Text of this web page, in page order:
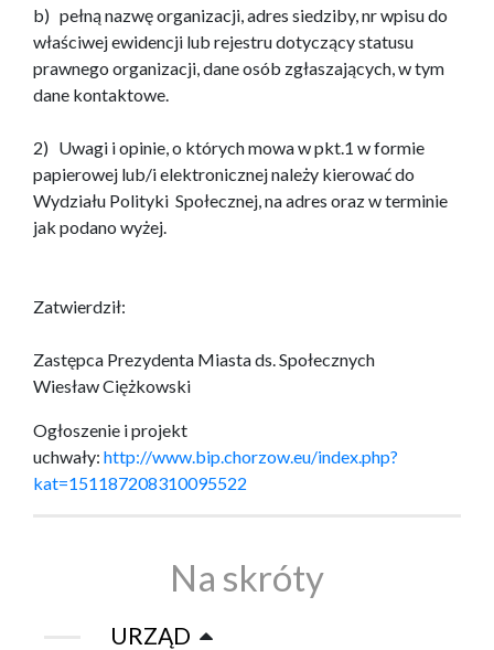
b) pełną nazwę organizacji, adres siedziby, nr wpisu do
właściwej ewidencji lub rejestru dotyczący statusu
prawnego organizacji, dane osób zgłaszających, w tym
dane kontaktowe.
2) Uwagi i opinie, o których mowa w pkt.1 w formie
papierowej lub/i elektronicznej należy kierować do
Wydziału Polityki Społecznej, na adres oraz w terminie
jak podano wyżej.
Zatwierdził:
Zastępca Prezydenta Miasta ds. Społecznych
Wiesław Ciężkowski
Ogłoszenie i projekt
uchwały: http://www.bip.chorzow.eu/index.php?
kat=151187208310095522
Na skróty
URZĄD